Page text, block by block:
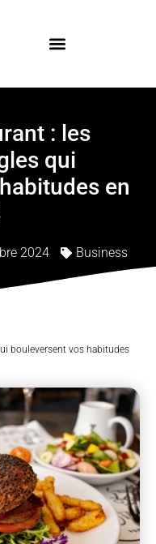
: les
qui
en
2024 Business
bouleversent vos habitudes